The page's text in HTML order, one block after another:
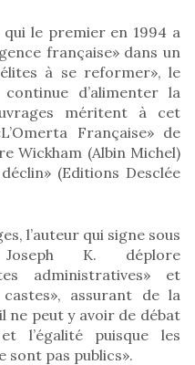
le premier en 1994 a
française» dans un
à se reformer», le
d’alimenter la
méritent à cet
Française» de
Wickham (Albin Michel)
(Editions Desclée
l’auteur qui signe sous
K. déplore
administratives» et
assurant de la
ne peut y avoir de débat
l’égalité puisque les
sont pas publics».